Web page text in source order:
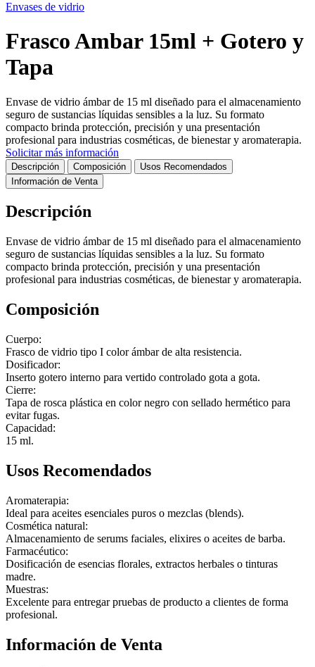
Envases de vidrio
Frasco Ambar 15ml + Gotero y
Tapa
Envase de vidrio ámbar de 15 ml diseñado para el almacenamiento
seguro de sustancias líquidas sensibles a la luz. Su formato
compacto brinda protección, precisión y una presentación
profesional para industrias cosméticas, de bienestar y aromaterapia.
Solicitar más información
Descripción Composición
Usos Recomendados
Información de Venta
Descripción
Envase de vidrio ámbar de 15 ml diseñado para el almacenamiento
seguro de sustancias líquidas sensibles a la luz. Su formato
compacto brinda protección, precisión y una presentación
profesional para industrias cosméticas, de bienestar y aromaterapia.
Composición
Cuerpo:
Frasco de vidrio tipo I color ámbar de alta resistencia.
Dosificador:
Inserto gotero interno para vertido controlado gota a gota.
Cierre:
Tapa de rosca plástica en color negro con sellado hermético para
evitar fugas.
Capacidad:
15 ml.
Usos Recomendados
Aromaterapia:
Ideal para aceites esenciales puros o mezclas (blends).
Cosmética natural:
Almacenamiento de serums faciales, elixires o aceites de barba.
Farmacéutico:
Dosificación de esencias florales, extractos herbales o tinturas
madre.
Muestras:
Excelente para entregar pruebas de producto a clientes de forma
profesional.
Información de Venta